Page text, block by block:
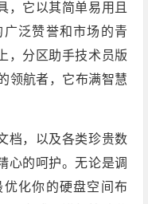
，它以其简单易用且
泛赞誉和市场的青
，分区助手技术员版
领航者，它布满智慧
档，以及各类珍贵数
心的呵护。无论是调
化你的硬盘空间布